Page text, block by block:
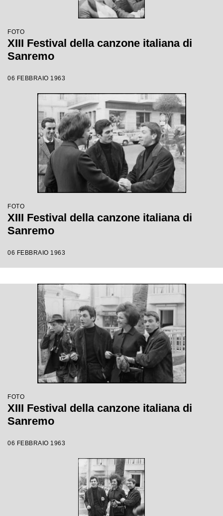
FOTO
XIII Festival della canzone italiana di
Sanremo
06 FEBBRAIO 1963
FOTO
XIII Festival della canzone italiana di
Sanremo
06 FEBBRAIO 1963
FOTO
XIII Festival della canzone italiana di
Sanremo
06 FEBBRAIO 1963